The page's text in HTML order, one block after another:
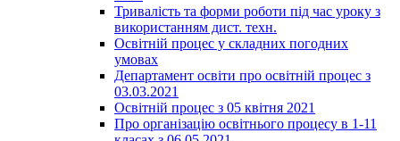
Тривалість та форми роботи під час уроку з
використанням дист. техн.
Освітній процес у складних погодних
умовах
Департамент освіти про освітній процес з
03.03.2021
Освітній процес з 05 квітня 2021
Про організацію освітнього процесу в 1-11